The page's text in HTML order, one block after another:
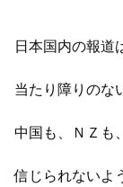
日本国内の報道
当たり障りのな
中国も、ＮＺも
信じられないよ